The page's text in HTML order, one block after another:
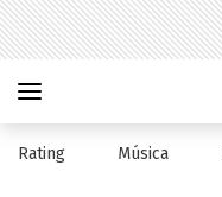
Rating Música